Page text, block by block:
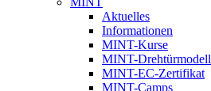
Aktuelles
Informationen
MINT-Kurse
MINT-Drehtürmodell
MINT-EC-Zertifikat
MINT-Camps